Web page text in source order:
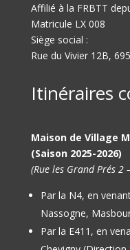
Affilié à la FRBTT
Matricule LX 008
Siège social :
Rue du Vivier 12B,
Itinéraires
Maison de Village
(Saison 2025-2026)
(Rue les Grand Prés 2
Par la N4, en
Nassogne,
Par la E411, en